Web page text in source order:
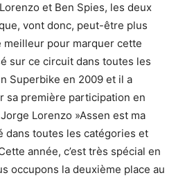
et Ben Spies, les deux
vont donc, peut-être plus
meilleur pour marquer cette
sur ce circuit dans toutes les
Superbike en 2009 et il a
sa première participation en
Lorenzo »Assen est ma
dans toutes les catégories et
année, c’est très spécial en
occupons la deuxième place au